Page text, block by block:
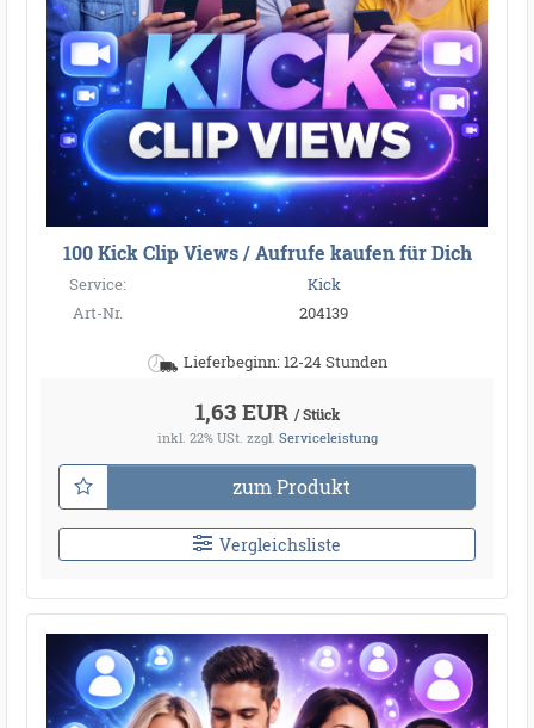
100 Kick Clip Views / Aufrufe kaufen für Dich
Service:
Kick
Art-Nr.
204139
Lieferbeginn: 12-24 Stunden
1,63 EUR / Stück
inkl. 22% USt. zzgl. Serviceleistung
zum Produkt
Vergleichsliste